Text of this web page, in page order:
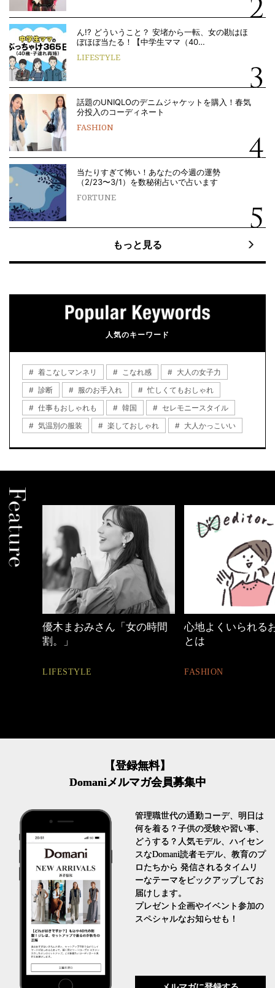
ん!? どういうこと？ 安堵から一転、女の勘はほ
ぼほぼ当たる！【中学生ママ（40…
LIFESTYLE
話題のUNIQLOのデニムジャケットを購入！春気
分投入のコーディネート
FASHION
当たりすぎて怖い！あなたの今週の運勢
（2/23〜3/1）を数秘術占いで占います
FORTUNE
もっと見る
人気のキーワード
着こなしマンネリ こなれ感
大人の女子力
診断
服のお手入れ
忙しくてもおしゃれ
仕事もおしゃれも
韓国
セレモニースタイル
気温別の服装
楽しておしゃれ 大人かっこいい
心地よくいられるおしゃれ
とは
FASHION
働く女性のバッグ
【登録無料】
Domaniメルマガ会員募集中
管理職世代の通勤コーデ、明日は
何を着る？子供の受験や習い事、
どうする？人気モデル、ハイセン
スなDomani読者モデル、教育のプ
ロたちから 発信されるタイムリ
ーなテーマをピックアップしてお
届けします。
プレゼント企画やイベント参加の
スペシャルなお知らせも！